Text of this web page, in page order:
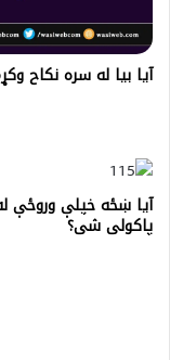
آیا بیا له سره نکاح
آيا ښځه خپلې وروځې
پاکولی شی؟